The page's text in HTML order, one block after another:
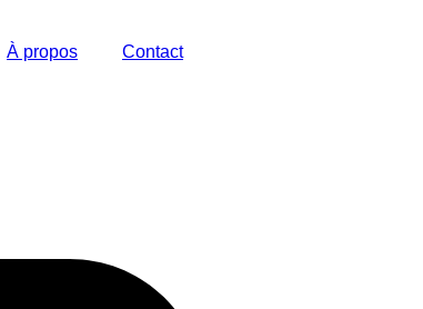
À propos Contact